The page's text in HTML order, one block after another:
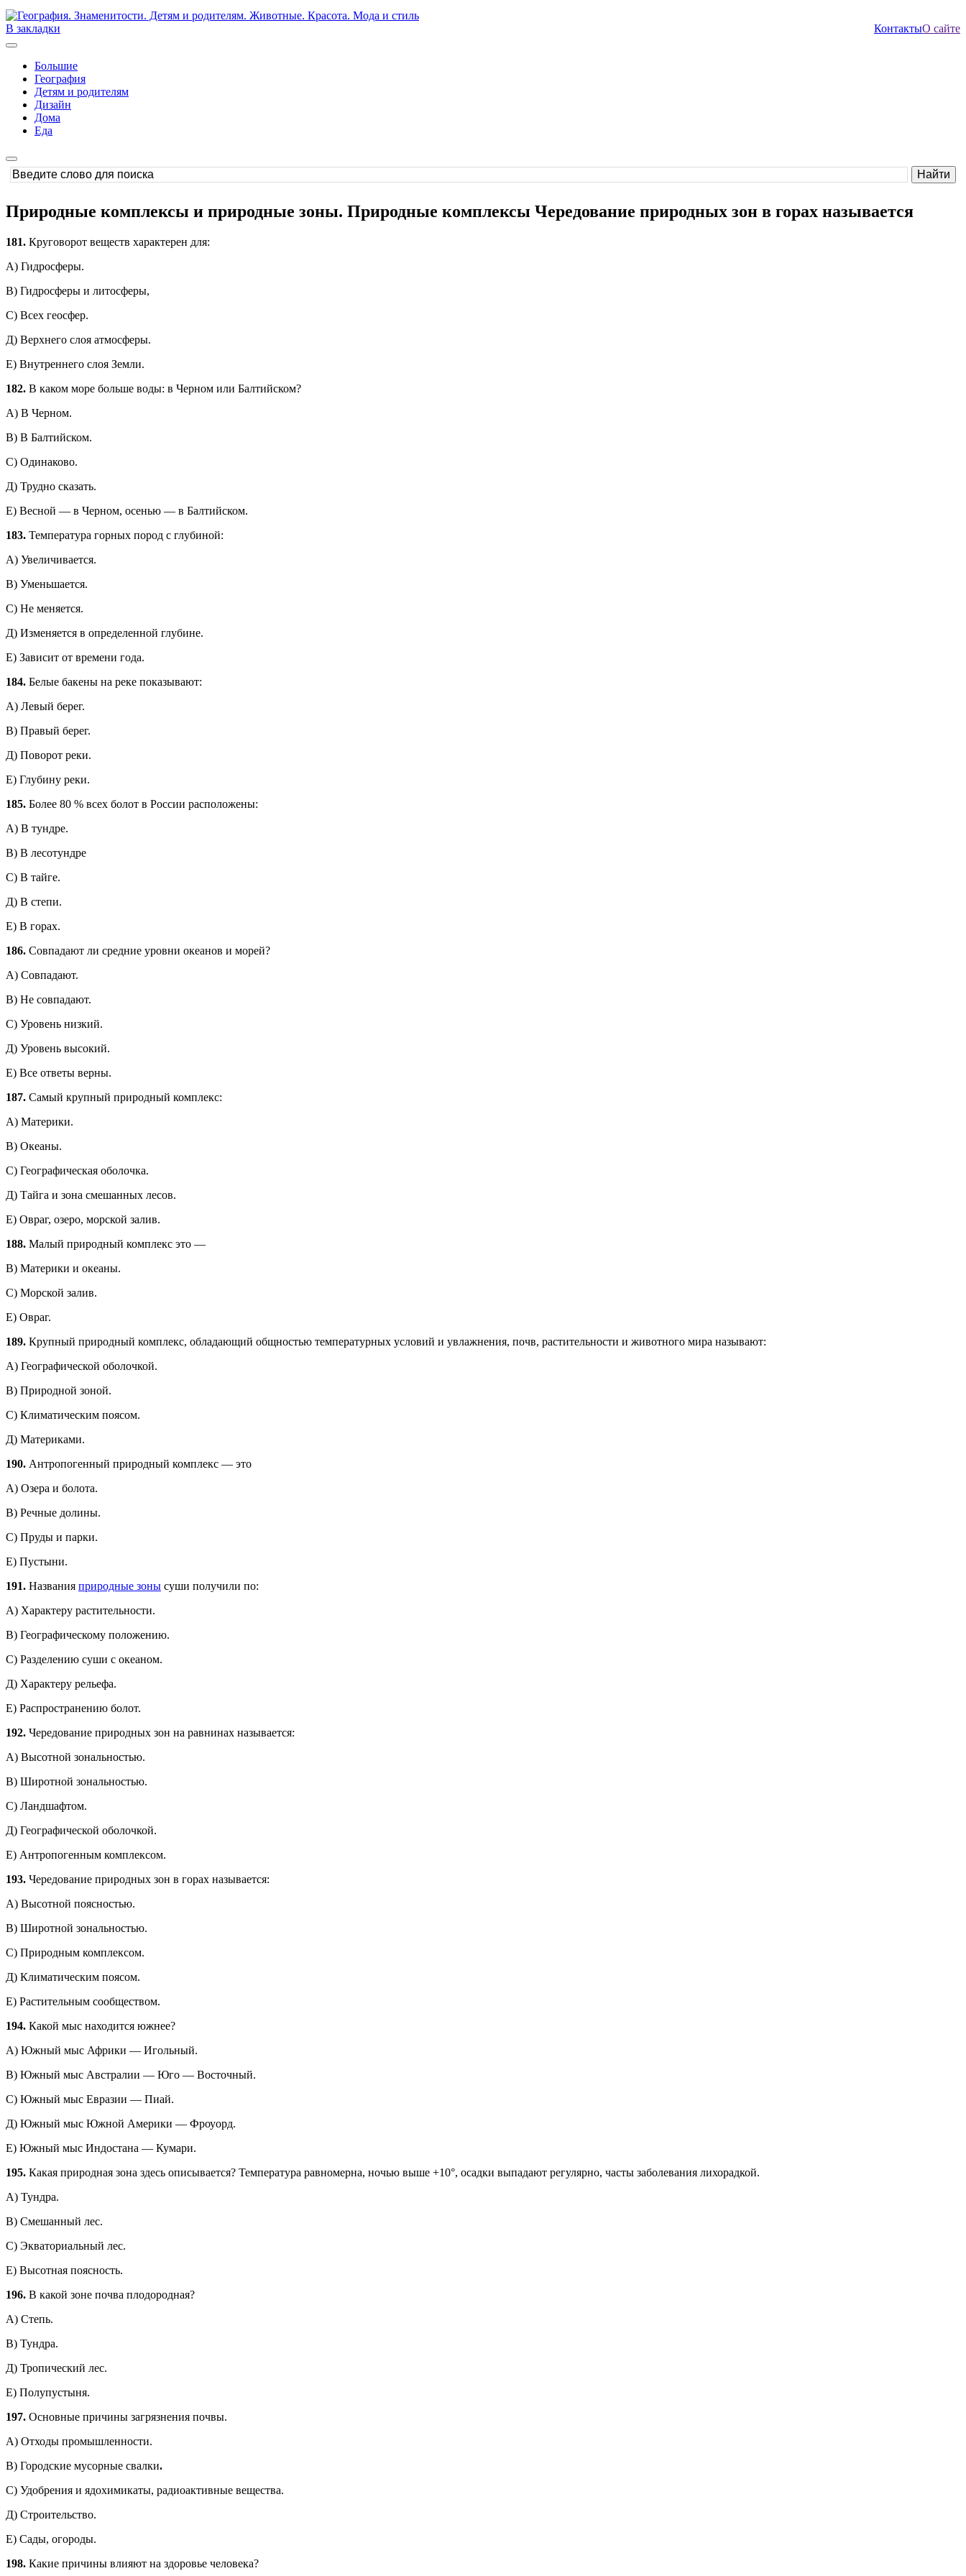
В закладки КонтактыО сайте
Большие
География
Детям и родителям
Дизайн
Дома
Еда
Природные комплексы и природные зоны. Природные комплексы Чередование природных зон в горах называется
181. Круговорот веществ характерен для:
А) Гидросферы.
В) Гидросферы и литосферы,
С) Всех геосфер.
Д) Верхнего слоя атмосферы.
Е) Внутреннего слоя Земли.
182. В каком море больше воды: в Черном или Балтийском?
А) В Черном.
В) В Балтийском.
С) Одинаково.
Д) Трудно сказать.
Е) Весной — в Черном, осенью — в Балтийском.
183. Температура горных пород с глубиной:
А) Увеличивается.
В) Уменьшается.
С) Не меняется.
Д) Изменяется в определенной глубине.
Е) Зависит от времени года.
184. Белые бакены на реке показывают:
А) Левый берег.
В) Правый берег.
Д) Поворот реки.
Е) Глубину реки.
185. Более 80 % всех болот в России расположены:
А) В тундре.
В) В лесотундре
С) В тайге.
Д) В степи.
Е) В горах.
186. Совпадают ли средние уровни океанов и морей?
А) Совпадают.
В) Не совпадают.
С) Уровень низкий.
Д) Уровень высокий.
Е) Все ответы верны.
187. Самый крупный природный комплекс:
А) Материки.
В) Океаны.
С) Географическая оболочка.
Д) Тайга и зона смешанных лесов.
Е) Овраг, озеро, морской залив.
188. Малый природный комплекс это —
В) Материки и океаны.
С) Морской залив.
Е) Овраг.
189. Крупный природный комплекс, обладающий общностью температурных условий и увлажнения, почв, растительности и животного мира называют:
А) Географической оболочкой.
В) Природной зоной.
С) Климатическим поясом.
Д) Материками.
190. Антропогенный природный комплекс — это
А) Озера и болота.
В) Речные долины.
C) Пруды и парки.
Е) Пустыни.
191. Названия природные зоны суши получили по:
А) Характеру растительности.
В) Географическому положению.
С) Разделению суши с океаном.
Д) Характеру рельефа.
Е) Распространению болот.
192. Чередование природных зон на равнинах называется:
A) Высотной зональностью.
В) Широтной зональностью.
С) Ландшафтом.
Д) Географической оболочкой.
Е) Антропогенным комплексом.
193. Чередование природных зон в горах называется:
А) Высотной поясностью.
В) Широтной зональностью.
С) Природным комплексом.
Д) Климатическим поясом.
Е) Растительным сообществом.
194. Какой мыс находится южнее?
А) Южный мыс Африки — Игольный.
B) Южный мыс Австралии — Юго — Восточный.
С) Южный мыс Евразии — Пиай.
Д) Южный мыс Южной Америки — Фроуорд.
Е) Южный мыс Индостана — Кумари.
195. Какая природная зона здесь описывается? Температура равномерна, ночью выше +10°, осадки выпадают регулярно, часты заболевания лихорадкой.
А) Тундра.
В) Смешанный лес.
С) Экваториальный лес.
Е) Высотная поясность.
196. В какой зоне почва плодородная?
А) Степь.
В) Тундра.
Д) Тропический лес.
Е) Полупустыня.
197. Основные причины загрязнения почвы.
А) Отходы промышленности.
В) Городские мусорные свалки.
С) Удобрения и ядохимикаты, радиоактивные вещества.
Д) Строительство.
Е) Сады, огороды.
198. Какие причины влияют на здоровье человека?